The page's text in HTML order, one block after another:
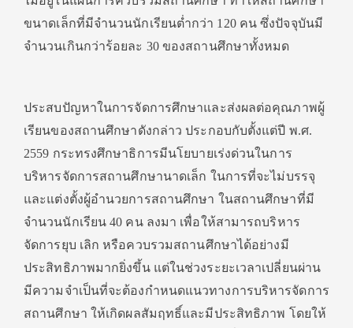
ขนาดเล็กที่มีจำนวนนักเรียนต่ำกว่า 120 คน ซึ่งปัจจุบันมี
จำนวนเกินกว่าร้อยละ 30 ของสถานศึกษาทั้งหมด
ประสบปัญหาในการจัดการศึกษาและส่งผลต่อคุณภาพผู้
เรียนของสถานศึกษาดังกล่าว ประกอบกับตั้งแต่ปี พ.ศ.
2559 กระทรงศึกษาธิการมีนโยบายเร่งด่วนในการ
บริหารจัดการสถานศึกษานาดเล็ก ในการที่จะไม่บรรจุ
และแต่งตั้งผู้อำนวยการสถานศึกษา ในสถานศึกษาที่มี
จำนวนนักเรียน 40 คน ลงมา เพื่อให้สามารถบริหาร
จัดการยุบ เลิก หรือควบรวมสถานศึกษาได้อย่างมี
ประสิทธิภาพมากยิ่งขึ้น แต่ในช่วงระยะเวลาเปลี่ยนผ่าน
มีความจำเป็นที่จะต้องกำหนดแนวทางการบริหารจัดการ
สถานศึกษา ให้เกิดผลสัมฤทธิ์และมีประสิทธิภาพ โดยให้